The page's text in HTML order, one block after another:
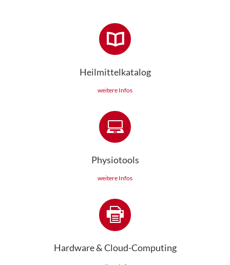
Heilmittelkatalog
weitere Infos
Physiotools
weitere Infos
Hardware & Cloud-Computing